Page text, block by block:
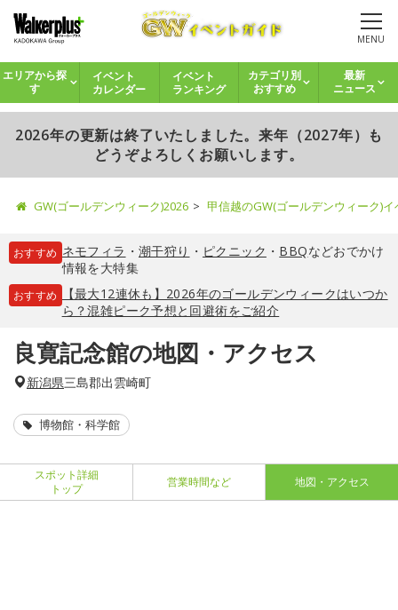
MENU
エリアから探
す
イベント
カレンダー
イベント
ランキング
カテゴリ別
おすすめ
最新
ニュース
2026年の更新は終了いたしました。来年（2027年）も
どうぞよろしくお願いします。
GW(ゴールデンウィーク)2026 甲信越のGW(ゴールデンウィーク)
おすすめ ネモフィラ ・ 潮干狩り ・ ピクニック ・ BBQなどおでかけ
情報を大特集
おすすめ
【最大12連休も】2026年のゴールデンウィークはいつか
ら？混雑ピーク予想と回避術をご紹介
良寛記念館の地図・アクセス
新潟県三島郡出雲崎町
博物館・科学館
スポット詳細
トップ
営業時間など 地図・アクセス